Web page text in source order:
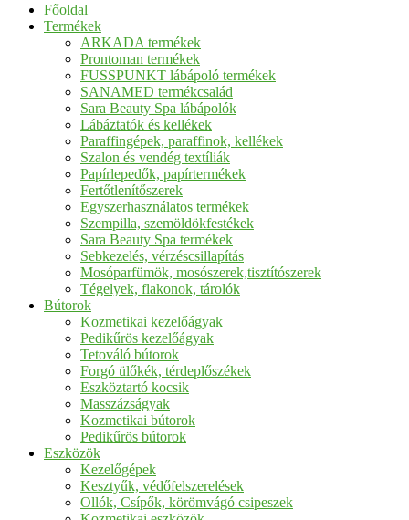
Főoldal
Termékek
ARKADA termékek
Prontoman termékek
FUSSPUNKT lábápoló termékek
SANAMED termékcsalád
Sara Beauty Spa lábápolók
Lábáztatók és kellékek
Paraffingépek, paraffinok, kellékek
Szalon és vendég textíliák
Papírlepedők, papírtermékek
Fertőtlenítőszerek
Egyszerhasználatos termékek
Szempilla, szemöldökfestékek
Sara Beauty Spa termékek
Sebkezelés, vérzéscsillapítás
Mosóparfümök, mosószerek,tisztítószerek
Tégelyek, flakonok, tárolók
Bútorok
Kozmetikai kezelőágyak
Pedikűrös kezelőágyak
Tetováló bútorok
Forgó ülőkék, térdeplőszékek
Eszköztartó kocsik
Masszázságyak
Kozmetikai bútorok
Pedikűrös bútorok
Eszközök
Kezelőgépek
Kesztyűk, védőfelszerelések
Ollók, Csípők, körömvágó csipeszek